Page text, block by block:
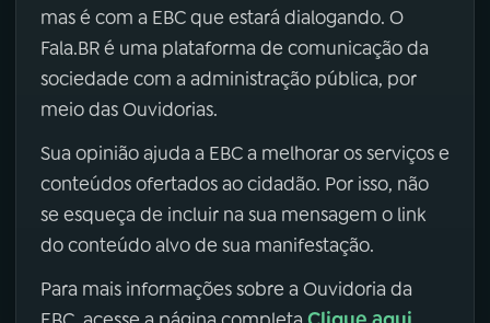
mas é com a EBC que estará dialogando. O
Fala.BR é uma plataforma de comunicação da
sociedade com a administração pública, por
meio das Ouvidorias.
Sua opinião ajuda a EBC a melhorar os serviços e
conteúdos ofertados ao cidadão. Por isso, não
se esqueça de incluir na sua mensagem o link
do conteúdo alvo de sua manifestação.
Para mais informações sobre a Ouvidoria da